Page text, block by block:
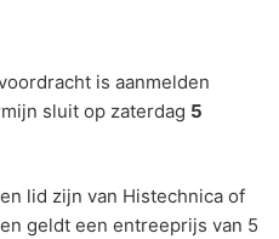
is aanmelden
sluit op zaterdag 5
lid zijn van Histechnica of
geldt een entreeprijs van 5